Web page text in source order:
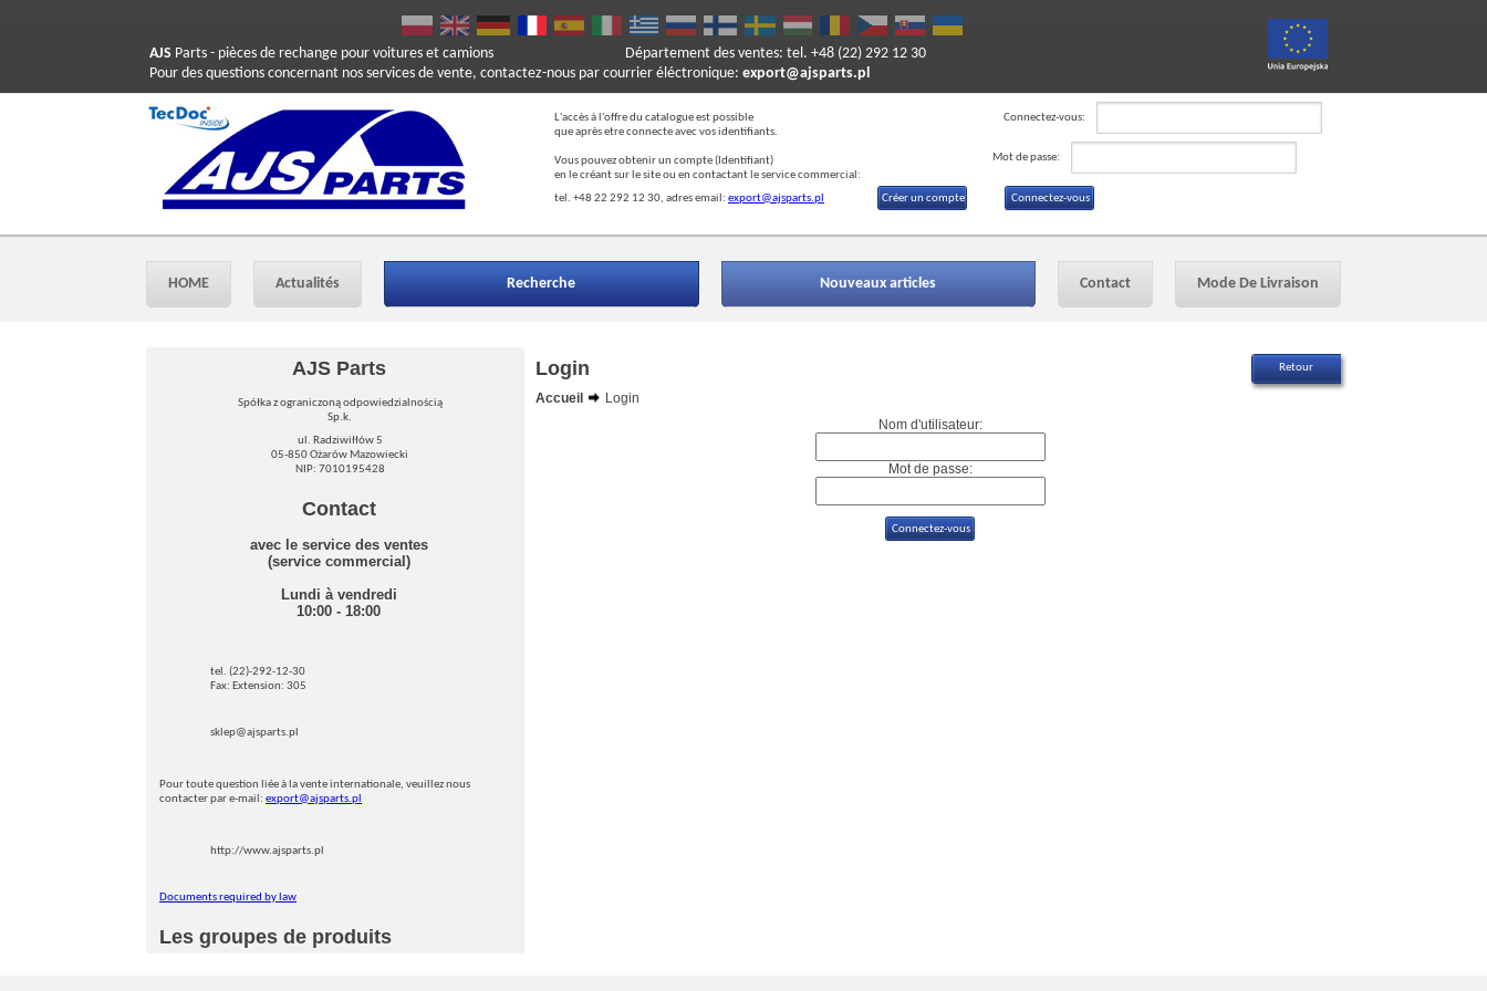
AJS Parts - pièces de rechange pour voitures et camions
Pour des questions concernant nos services de vente, contactez-nous par courrier éléctronique: export@ajsparts.pl
Département des ventes: tel. +48 (22) 292 12 30
L'accès à l'offre du catalogue est possible
que après etre connecte avec vos identifiants.
Vous pouvez obtenir un compte (Identifiant)
en le créant sur le site ou en contactant le service commercial:
tel. +48 22 292 12 30, adres email: export@ajsparts.pl
Connectez-vous:
Mot de passe:
Créer un compte
HOME Actualités Recherche Nouveaux articles Contact Mode De Livraison
AJS Parts
Spółka z ograniczoną odpowiedzialnością
Sp.k.
ul. Radziwiłłów 5
05-850 Ożarów Mazowiecki
NIP: 7010195428
Contact
avec le service des ventes
(service commercial)
Lundi à vendredi
10:00 - 18:00
tel. (22)-292-12-30
Fax: Extension: 305
sklep@ajsparts.pl
Pour toute question liée à la vente internationale, veuillez nous
contacter par e-mail: export@ajsparts.pl
http://www.ajsparts.pl
Documents required by law
Les groupes de produits
Login
Accueil
Login
Nom d'utilisateur:
Mot de passe: